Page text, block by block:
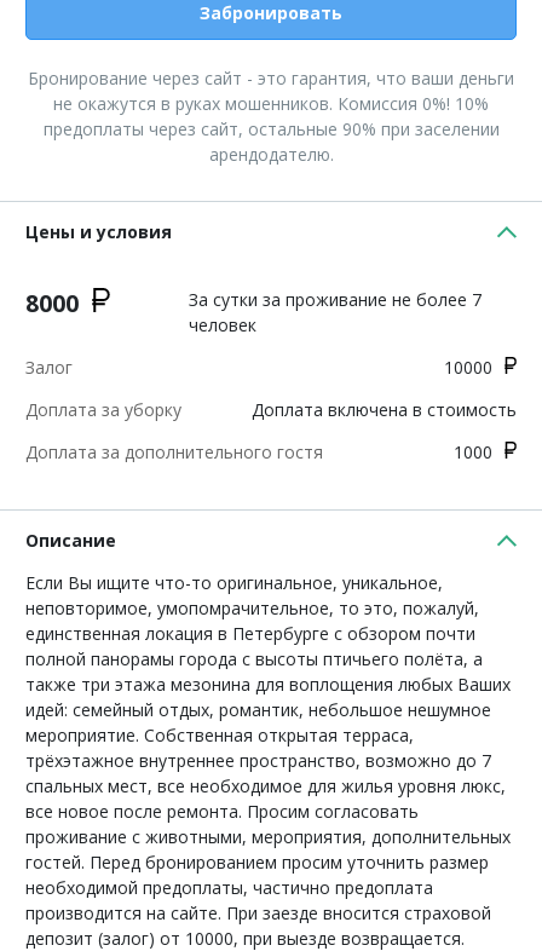
Забронировать
Бронирование через сайт - это гарантия, что ваши деньги
не окажутся в руках мошенников. Комиссия 0%! 10%
предоплаты через сайт, остальные 90% при заселении
арендодателю.
Цены и условия
8000
За сутки за проживание не более 7
человек
Залог
10000
Доплата за уборку
Доплата включена в стоимость
Доплата за дополнительного гостя
1000
Описание
Если Вы ищите что-то оригинальное, уникальное,
неповторимое, умопомрачительное, то это, пожалуй,
единственная локация в Петербурге с обзором почти
полной панорамы города с высоты птичьего полёта, а
также три этажа мезонина для воплощения любых Ваших
идей: семейный отдых, романтик, небольшое нешумное
мероприятие. Собственная открытая терраса,
трёхэтажное внутреннее пространство, возможно до 7
спальных мест, все необходимое для жилья уровня люкс,
все новое после ремонта. Просим согласовать
проживание с животными, мероприятия, дополнительных
гостей. Перед бронированием просим уточнить размер
необходимой предоплаты, частично предоплата
производится на сайте. При заезде вносится страховой
депозит (залог) от 10000, при выезде возвращается.